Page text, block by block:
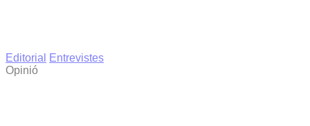
Editorial
Entrevistes
Opinió